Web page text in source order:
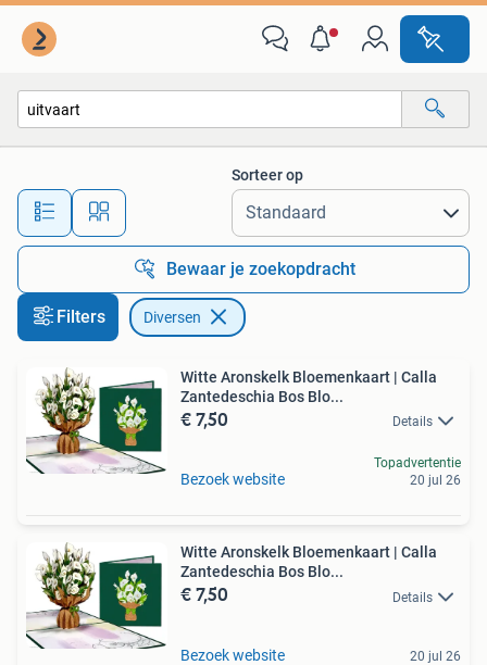
Alle afstanden…
Sorteer op
Bewaar je zoekopdracht
Filters Diversen
Witte Aronskelk Bloemenkaart | Calla
Zantedeschia Bos Blo...
€ 7,50 Details
Bezoek website
Topadvertentie
20 jul 26
Witte Aronskelk Bloemenkaart | Calla
Zantedeschia Bos Blo...
€ 7,50 Details
Bezoek website 20 jul 26